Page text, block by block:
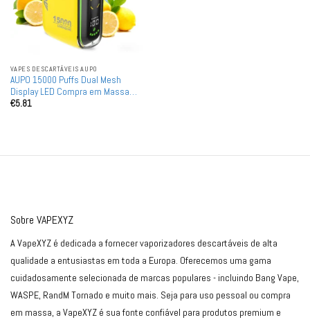
VAPES DESCARTÁVEIS ​​AUPO
AUPO 15000 Puffs Dual Mesh
Display LED Compra em Massa
Vapes Descartáveis Recarregáveis
€5.81
Sobre VAPEXYZ
A VapeXYZ é dedicada a fornecer vaporizadores descartáveis de alta
qualidade a entusiastas em toda a Europa. Oferecemos uma gama
cuidadosamente selecionada de marcas populares - incluindo Bang Vape,
WASPE, RandM Tornado e muito mais. Seja para uso pessoal ou compra
em massa, a VapeXYZ é sua fonte confiável para produtos premium e